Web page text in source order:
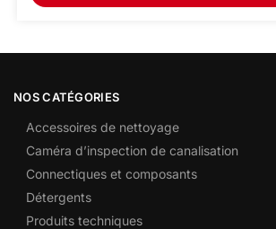
NOS CATÉGORIES
Accessoires de nettoyage
Caméra d’inspection de canalisation
Connectiques et composants
Détergents
Produits techniques